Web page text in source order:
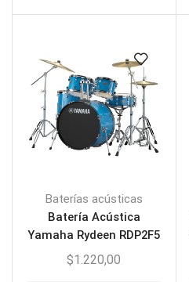
Baterías acústicas
Batería Acústica
Yamaha Rydeen RDP2F5
Sky Blue
$1.220,00